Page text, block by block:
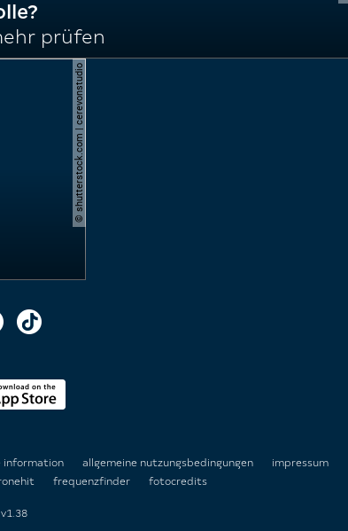
prüfen
© shutterstock.com | cerevonstudio
information allgemeine nutzungsbedingungen
impressum
frequenzfinder fotocredits
v1.38